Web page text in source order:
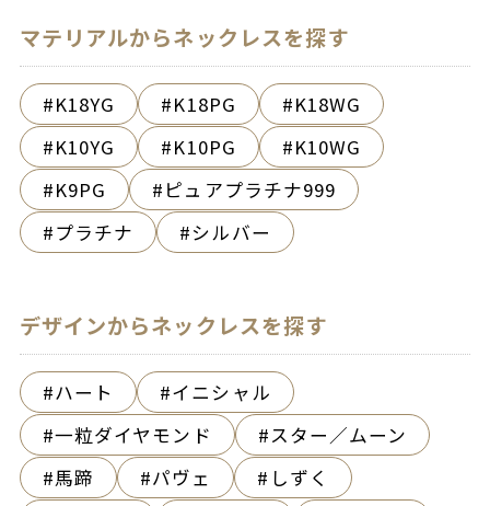
マテリアルからネックレスを探す
K18YG K18PG
K18WG
K10YG
K10PG
K10WG
K9PG
ピュアプラチナ999
プラチナ
シルバー
デザインからネックレスを探す
ハート
イニシャル
一粒ダイヤモンド
スター／ムーン
馬蹄
パヴェ
しずく